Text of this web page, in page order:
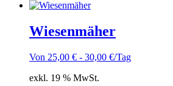
Wiesenmäher
Von 25,00 € - 30,00 €/Tag
exkl. 19 % MwSt.